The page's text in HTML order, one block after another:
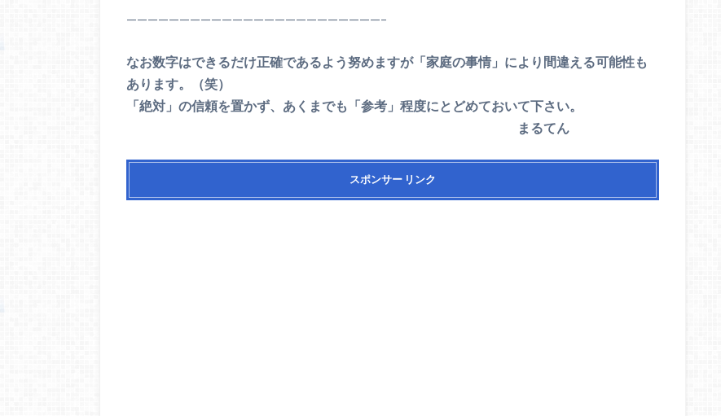
————————————————————————–
なお数字はできるだけ正確であるよう努めますが「家庭の事情」により間違える可能性も
あります。（笑）
「絶対」の信頼を置かず、あくまでも「参考」程度にとどめておいて下さい。
まるてん
スポンサー リンク